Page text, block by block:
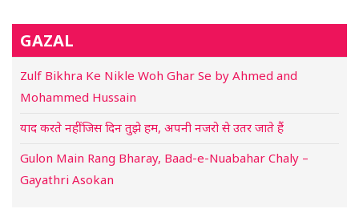
GAZAL
Zulf Bikhra Ke Nikle Woh Ghar Se by Ahmed and
Mohammed Hussain
याद करते नहीं जिस दिन तुझे हम, अपनी नजरो से उतर जाते हैं
Gulon Main Rang Bharay, Baad-e-Nuabahar Chaly –
Gayathri Asokan